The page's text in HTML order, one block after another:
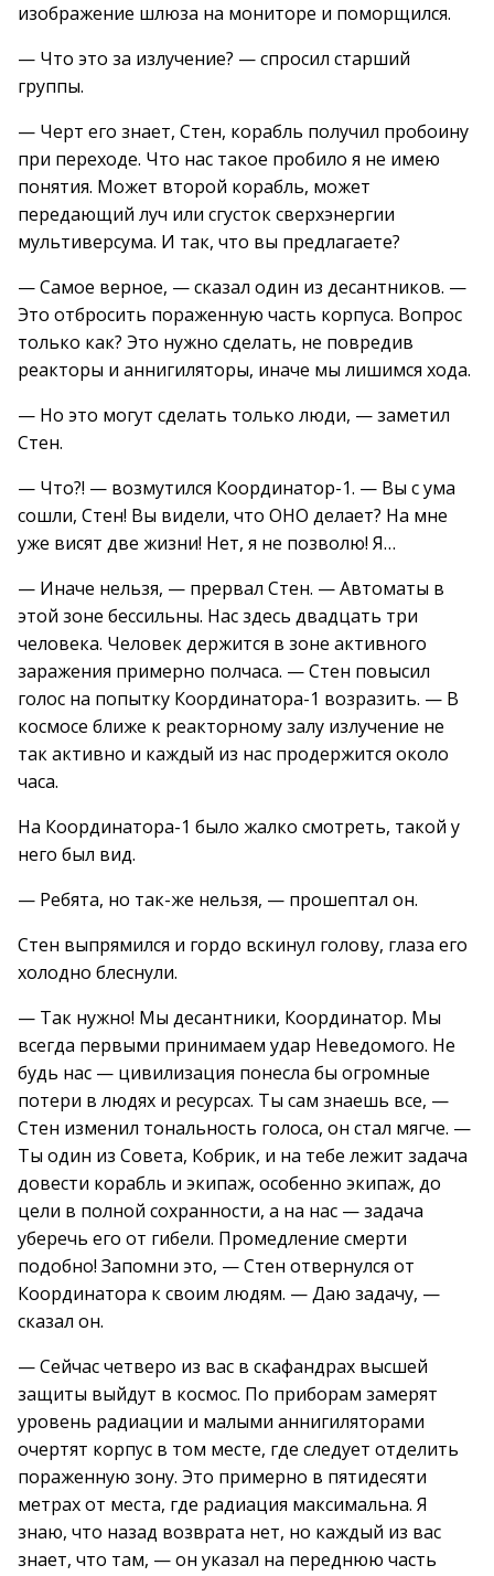
изображение шлюза на мониторе и поморщился.
— Что это за излучение? — спросил старший
группы.
— Черт его знает, Стен, корабль получил пробоину
при переходе. Что нас такое пробило я не имею
понятия. Может второй корабль, может
передающий луч или сгусток сверхэнергии
мультиверсума. И так, что вы предлагаете?
— Самое верное, — сказал один из десантников. —
Это отбросить пораженную часть корпуса. Вопрос
только как? Это нужно сделать, не повредив
реакторы и аннигиляторы, иначе мы лишимся хода.
— Но это могут сделать только люди, — заметил
Стен.
— Что?! — возмутился Координатор-1. — Вы с ума
сошли, Стен! Вы видели, что ОНО делает? На мне
уже висят две жизни! Нет, я не позволю! Я…
— Иначе нельзя, — прервал Стен. — Автоматы в
этой зоне бессильны. Нас здесь двадцать три
человека. Человек держится в зоне активного
заражения примерно полчаса. — Стен повысил
голос на попытку Координатора-1 возразить. — В
космосе ближе к реакторному залу излучение не
так активно и каждый из нас продержится около
часа.
На Координатора-1 было жалко смотреть, такой у
него был вид.
— Ребята, но так-же нельзя, — прошептал он.
Стен выпрямился и гордо вскинул голову, глаза его
холодно блеснули.
— Так нужно! Мы десантники, Координатор. Мы
всегда первыми принимаем удар Неведомого. Не
будь нас — цивилизация понесла бы огромные
потери в людях и ресурсах. Ты сам знаешь все, —
Стен изменил тональность голоса, он стал мягче. —
Ты один из Совета, Кобрик, и на тебе лежит задача
довести корабль и экипаж, особенно экипаж, до
цели в полной сохранности, а на нас — задача
уберечь его от гибели. Промедление смерти
подобно! Запомни это, — Стен отвернулся от
Координатора к своим людям. — Даю задачу, —
сказал он.
— Сейчас четверо из вас в скафандрах высшей
защиты выйдут в космос. По приборам замерят
уровень радиации и малыми аннигиляторами
очертят корпус в том месте, где следует отделить
пораженную зону. Это примерно в пятидесяти
метрах от места, где радиация максимальна. Я
знаю, что назад возврата нет, но каждый из вас
знает, что там, — он указал на переднюю часть